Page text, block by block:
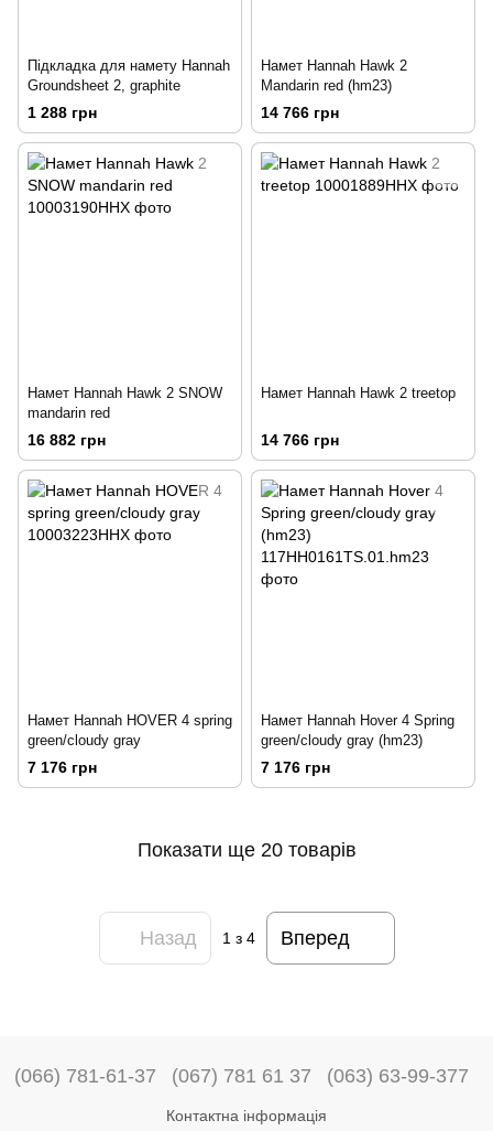
Підкладка для намету Hannah
Groundsheet 2, graphite
1 288 грн
Намет Hannah Hawk 2
Mandarin red (hm23)
14 766 грн
Намет Hannah Hawk 2 SNOW
mandarin red
16 882 грн
Намет Hannah Hawk 2 treetop
14 766 грн
Намет Hannah HOVER 4 spring
green/cloudy gray
7 176 грн
Намет Hannah Hover 4 Spring
green/cloudy gray (hm23)
7 176 грн
Показати ще 20 товарів
Назад 1з 4 Вперед
(066) 781-61-37 (067) 781 61 37 (063) 63-99-377
Контактна інформація